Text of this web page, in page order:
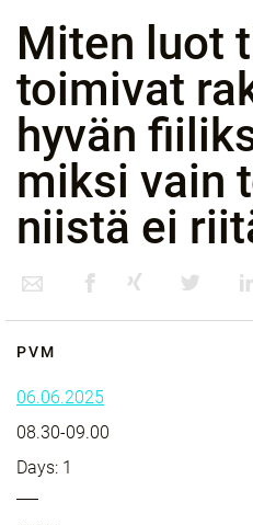
Miten luot
toimivat
hyvän
miksi vain
niistä ei
PVM
06.06.2025
08.30-09.00
Days: 1